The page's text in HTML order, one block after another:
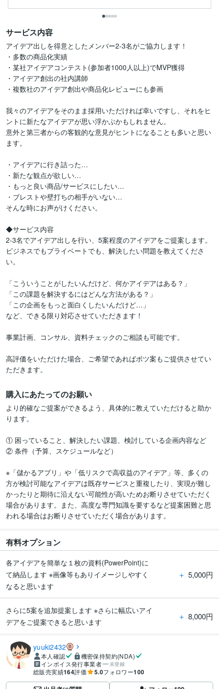
サービス内容
アイデア出しを得意としたメンバー2-3名がご協力します！
・多数の商品化実績
・某社アイデアコンテスト(参加者1000人以上)でMVP獲得
・アイデア創出の社内講師
・複数社のアイデア創出や商品化レビューにも参画
我々のアイデアをそのまま採用いただければ幸いですし、それをヒ
ントに新たなアイデアが思い浮かぶかもしれません。
意外と第三者からの客観的な意見がヒントになることも多いと思い
ます。
・アイデアに行き詰った…
・新たな観点が欲しい…
・もっと良い商品/サービスにしたい…
・ブレストや壁打ちの相手がいない…
そんな時にお声がけください。
◆サービス内容
2-3名でアイデア出しを行い、5案程度のアイデアをご提案します。
ビジネスでもプライベートでも、解決したい問題を教えてくださ
い。
「こういうことがしたいんだけど、何かアイデアはある？」
「この課題を解決するにはどんな方法がある？」
「この企画をもっと面白くしたいんだけど…」
など、できる限り対応させていただきます！
事業計画、コンサル、資料チェックのご相談も可能です。
高評価をいただけた場合、ご希望であればボツ案もご提供させてい
購入にあたってのお願い
より的確なご提案ができるよう、具体的に教えていただけると助か
ります。
① 困っていること、解決したい課題、検討している企画内容など
② 条件（予算、スケジュールなど）
※「儲かるアプリ」や「低リスクで高収益のアイデア」等、多くの
方が検討可能なアイデアは既存サービスと重複したり、実現が難し
かったりと期待に沿えない可能性が高いためお断りさせていただく
場合があります。また、高度な専門知識を要するなど提案困難と思
われる場合はお断りさせていただく場合があります。
有料オプション
各アイデアを簡単な１枚の資料(PowerPoint)に
て納品します ※画像等もありイメージしやすく
なると思います
＋ 5,000円
さらに5案を追加提案します ※さらに幅広いアイ
デアをご提案できると思います
＋ 8,000円
yuuki2432
本人確認
機密保持契約(NDA)
インボイス発行事業者
未登録
総販売実績164評価 5.0フォロワー100